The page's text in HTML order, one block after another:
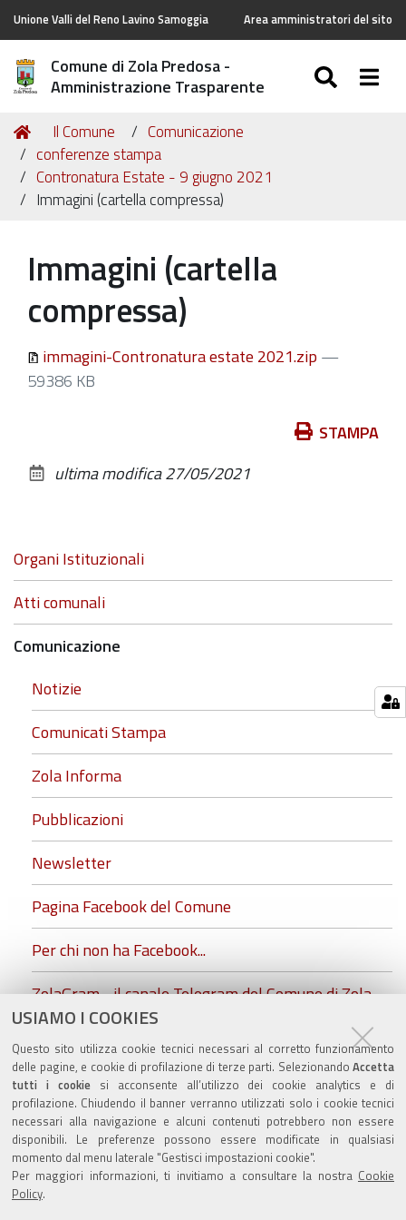
USIAMO I COOKIES
Questo sito utilizza cookie tecnici necessari al corretto funzionamento
delle pagine, e cookie di profilazione di terze parti. Selezionando Accetta
tutti i cookiesi acconsente all’utilizzo dei cookie analytics e di
profilazione. Chiudendo il banner verranno utilizzati solo i cookie tecnici
necessari alla navigazione e alcuni contenuti potrebbero non essere
disponibili. Le preferenze possono essere modificate in qualsiasi
momento dal menu laterale "Gestisci impostazioni cookie".
Per maggiori informazioni, ti invitiamo a consultare la nostra Cookie
Policy.
Unione Valli del Reno Lavino Samoggia Area amministratori del sito
Comune di Zola Predosa -
Amministrazione Trasparente
Tu
sei
qui:
Home
Il Comune
Comunicazione
conferenze stampa
Contronatura Estate - 9 giugno 2021
Immagini (cartella compressa)
Immagini (cartella
compressa)
immagini-Contronatura estate 2021.zip —
59386 KB
documento
STAMPA
ultima modifica27/05/2021
Navigazione
Organi Istituzionali
Atti comunali
Comunicazione
Notizie
Comunicati Stampa
Zola Informa
Pubblicazioni
Newsletter
Pagina Facebook del Comune
Per chi non ha Facebook...
ZolaGram - il canale Telegram del Comune di Zola
Predosa
conferenze stampa
Valuta questo sito